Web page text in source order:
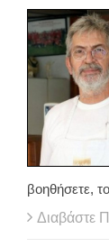
βοηθήσετε,
Διαβάστε